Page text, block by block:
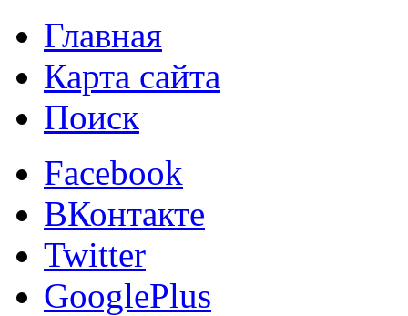
Главная
Карта сайта
Поиск
Facebook
ВКонтакте
Twitter
GooglePlus